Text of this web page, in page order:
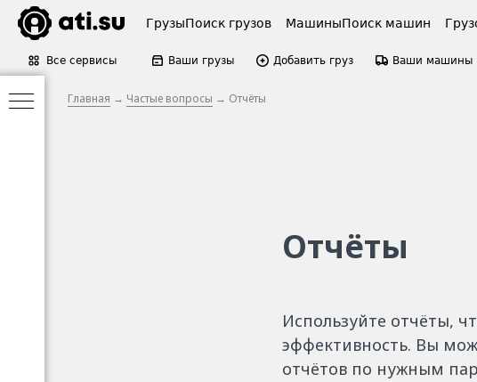
ГрузыПоиск грузов МашиныПоиск машин
Все сервисы Ваши грузы Добавить груз Ваши машины
Главная → Частые вопросы → Отчёты
Отчёты
Используйте отчёты,
эффективность. Вы
отчётов по нужным